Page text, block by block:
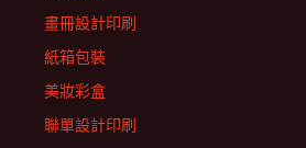
畫冊設計印刷
紙箱包裝
美妝彩盒
聯單設計印刷